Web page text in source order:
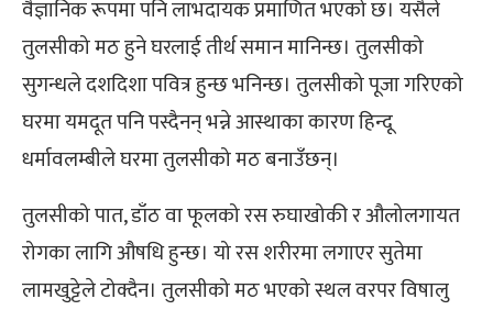
वैज्ञानिक रूपमा पनि लाभदायक प्रमाणित भएको छ। यसैले
तुलसीको मठ हुने घरलाई तीर्थ समान मानिन्छ। तुलसीको
सुगन्धले दशदिशा पवित्र हुन्छ भनिन्छ। तुलसीको पूजा गरिएको
घरमा यमदूत पनि पस्दैनन् भन्ने आस्थाका कारण हिन्दू
धर्मावलम्बीले घरमा तुलसीको मठ बनाउँछन्।
तुलसीको पात, डाँठ वा फूलको रस रुघाखोकी र औलोलगायत
रोगका लागि औषधि हुन्छ। यो रस शरीरमा लगाएर सुतेमा
लामखुट्टेले टोक्दैन। तुलसीको मठ भएको स्थल वरपर विषालु